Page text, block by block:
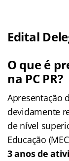
Edital
O que é
na PC PR?
Apresentação
devidamente
de nível
Educação
3 anos de